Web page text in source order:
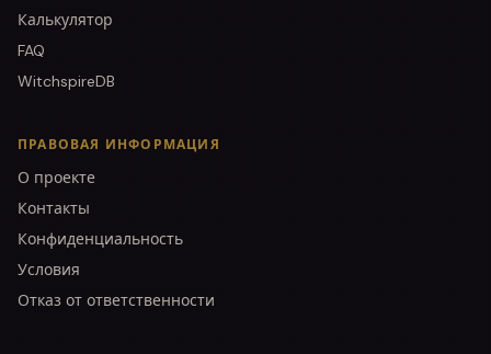
Калькулятор
FAQ
WitchspireDB
ПРАВОВАЯ ИНФОРМАЦИЯ
О проекте
Контакты
Конфиденциальность
Условия
Отказ от ответственности